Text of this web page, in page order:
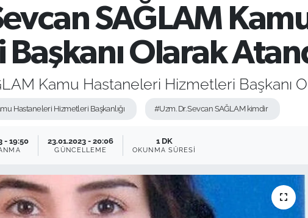
SAĞLAM
Olarak
Kamu Hastaneleri Hizmetleri Başkanı
Hastaneleri Hizmetleri Başkanlığı #Uzm. Dr. Sevcan SAĞLAM kimdir
- 19:50 23.01.2023 - 20:06
GÜNCELLEME
1 DK
OKUNMA SÜRESI